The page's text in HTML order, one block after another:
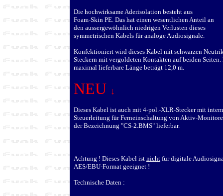
Die hochwirksame Aderisolation besteht aus
Foam-Skin PE. Das hat einen wesentlichen Anteil an
den aussergewöhnlich niedrigen Verlusten dieses
symmetrischen Kabels für analoge Audiosignale.
Konfektioniert wird dieses Kabel mit schwarzen
Steckern mit vergoldeten Kontakten auf beiden Seiten.
maximal lieferbare Länge beträgt 12,0 m.
NEU ↓
Dieses Kabel ist auch mit 4-pol.-XLR-Stecker mit
Steuerleitung für Ferneinschaltung von Aktiv-
der Bezeichnung "CS-2.BMS" lieferbar.
Achtung ! Dieses Kabel ist nicht für digitale
AES/EBU-Format geeignet !
Technische Daten :